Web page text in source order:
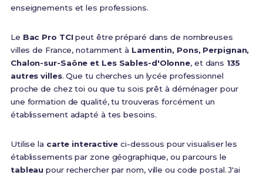
enseignements et les professions.
Le Bac Pro TCIpeut être préparé dans de nombreuses
villes de France, notamment à Lamentin, Pons, Perpignan,
Chalon-sur-Saône et Les Sables-d'Olonne, et dans 135
autres villes. Que tu cherches un lycée professionnel
proche de chez toi ou que tu sois prêt à déménager pour
une formation de qualité, tu trouveras forcément un
établissement adapté à tes besoins.
Utilise la carte interactive ci-dessous pour visualiser les
établissements par zone géographique, ou parcours le
tableau pour rechercher par nom, ville ou code postal. J'ai